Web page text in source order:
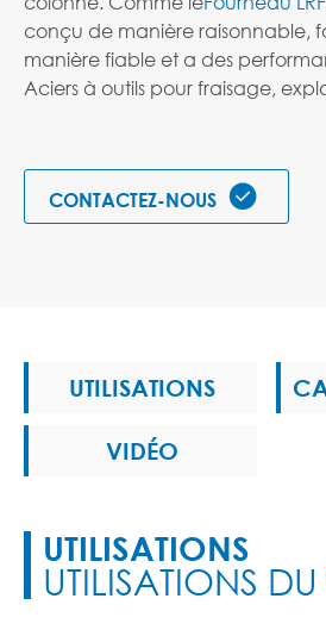
conçu de manière raisonnable,
manière fiable et a des
Aciers à outils pour fraisage,
CONTACTEZ-NOUS 
UTILISATIONS
VIDÉO
UTILISATIONS
UTILISATIONS